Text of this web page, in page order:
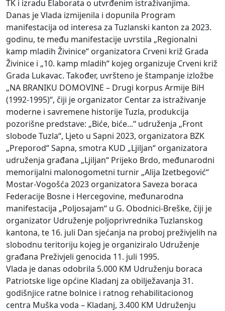
TK i izradu Elaborata o utvrđenim istraživanjima.
Danas je Vlada izmijenila i dopunila Program
manifestacija od interesa za Tuzlanski kanton za 2023.
godinu, te među manifestacije uvrstila „Regionalni
kamp mladih Živinice“ organizatora Crveni križ Grada
Živinice i „10. kamp mladih“ kojeg organizuje Crveni križ
Grada Lukavac. Također, uvršteno je štampanje izložbe
„NA BRANIKU DOMOVINE – Drugi korpus Armije BiH
(1992-1995)“, čiji je organizator Centar za istraživanje
moderne i savremene historije Tuzla, produkcija
pozorišne predstave: „Biće, biće...“ udruženja „Front
slobode Tuzla“, Ljeto u Sapni 2023, organizatora BZK
„Preporod“ Sapna, smotra KUD „Ljiljan“ organizatora
udruženja građana „Ljiljan“ Prijeko Brdo, međunarodni
memorijalni malonogometni turnir „Alija Izetbegović“
Mostar-Vogošća 2023 organizatora Saveza boraca
Federacije Bosne i Hercegovine, međunarodna
manifestacija „Poljosajam“ u G. Obodnici-Breške, čiji je
organizator Udruženje poljoprivrednika Tuzlanskog
kantona, te 16. juli Dan sjećanja na proboj preživjelih na
slobodnu teritoriju kojeg je organiziralo Udruženje
građana Preživjeli genocida 11. juli 1995.
Vlada je danas odobrila 5.000 KM Udruženju boraca
Patriotske lige općine Kladanj za obilježavanja 31.
godišnjice ratne bolnice i ratnog rehabilitacionog
centra Muška voda – Kladanj, 3.400 KM Udruženju